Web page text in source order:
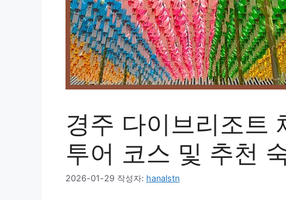
경주 다이브리조트
투어 코스 및 추천
2026-01-29 작성자: hanalstn